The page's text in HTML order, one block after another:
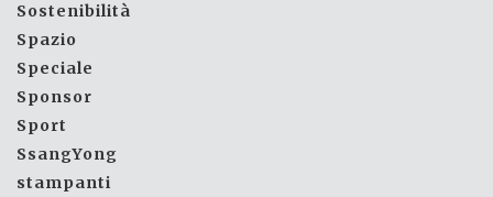
Sostenibilità
Spazio
Speciale
Sponsor
Sport
SsangYong
stampanti